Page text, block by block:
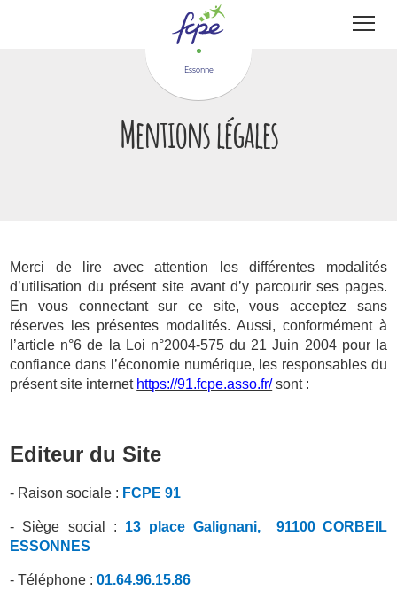
Essonne
Mentions légales
Merci de lire avec attention les différentes modalités
d’utilisation du présent site avant d’y parcourir ses pages.
En vous connectant sur ce site, vous acceptez sans
réserves les présentes modalités. Aussi, conformément à
l’article n°6 de la Loi n°2004-575 du 21 Juin 2004 pour la
confiance dans l’économie numérique, les responsables du
présent site internet https://91.fcpe.asso.fr/sont :
Editeur du Site
- Raison sociale : FCPE91
- Siège social : 13 place Galignani, 91100 CORBEIL
ESSONNES
- Téléphone :01.64.96.15.86
Panneau de gestion des cookies